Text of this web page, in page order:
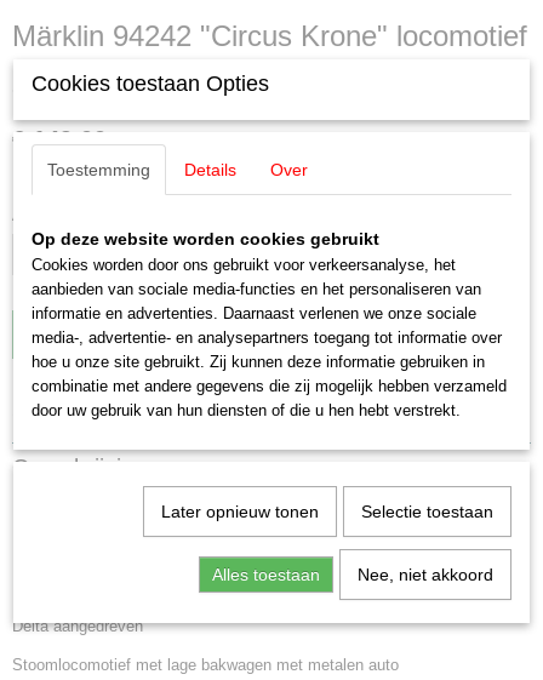
Märklin 94242 "Circus Krone" locomotief
set
€ 149,00
Op voorraad
Aantal
IN WINKELWAGEN
Specificaties
EAN code
Productcode leverancier
Staat
Omschrijving
Märklin 94242 "Circus Krone"
locomotief set
Delta aangedreven
Stoomlocomotief met lage bakwagen met metalen auto
Cookies toestaan Opties
Toestemming Details Over
Op deze website worden cookies gebruikt
Cookies worden door ons gebruikt voor verkeersanalyse, het
aanbieden van sociale media-functies en het personaliseren van
informatie en advertenties. Daarnaast verlenen we onze sociale
media-, advertentie- en analysepartners toegang tot informatie over
hoe u onze site gebruikt. Zij kunnen deze informatie gebruiken in
combinatie met andere gegevens die zij mogelijk hebben verzameld
door uw gebruik van hun diensten of die u hen hebt verstrekt.
Later opnieuw tonen Selectie toestaan
Alles toestaan Nee, niet akkoord